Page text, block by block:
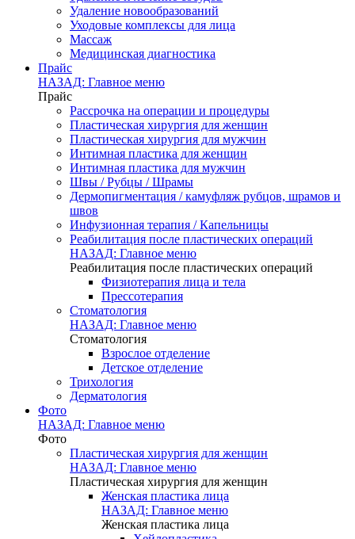
Удаление новообразований
Уходовые комплексы для лица
Массаж
Медицинская диагностика
Прайс
НАЗАД: Главное меню
Прайс
Рассрочка на операции и процедуры
Пластическая хирургия для женщин
Пластическая хирургия для мужчин
Интимная пластика для женщин
Интимная пластика для мужчин
Швы / Рубцы / Шрамы
Дермопигментация / камуфляж рубцов, шрамов и
швов
Инфузионная терапия / Капельницы
Реабилитация после пластических операций
НАЗАД: Главное меню
Реабилитация после пластических операций
Физиотерапия лица и тела
Прессотерапия
Стоматология
НАЗАД: Главное меню
Стоматология
Взрослое отделение
Детское отделение
Трихология
Дерматология
Фото
НАЗАД: Главное меню
Фото
Пластическая хирургия для женщин
НАЗАД: Главное меню
Пластическая хирургия для женщин
Женская пластика лица
НАЗАД: Главное меню
Женская пластика лица